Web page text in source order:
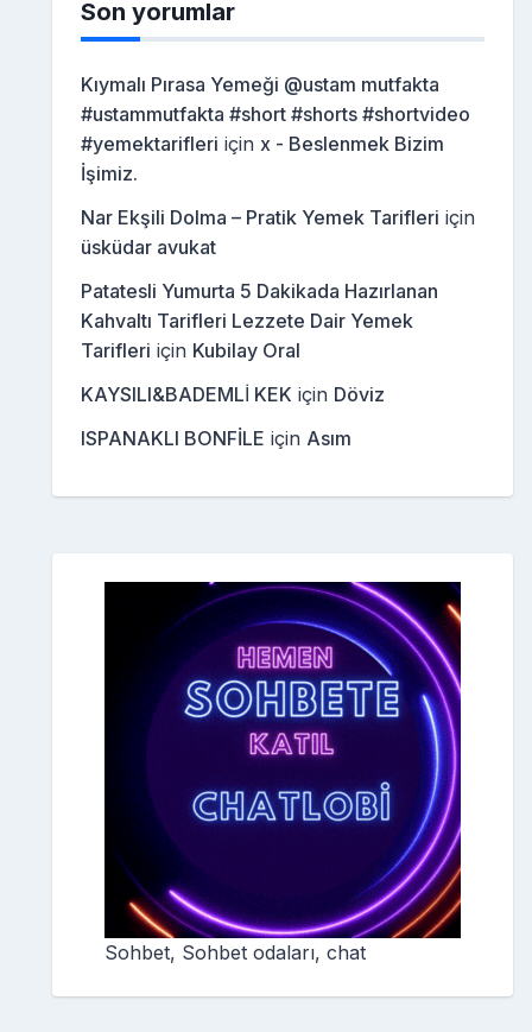
Son yorumlar
Kıymalı Pırasa Yemeği @ustam mutfakta
#ustammutfakta #short #shorts #shortvideo
#yemektarifleri için x - Beslenmek Bizim
İşimiz.
Nar Ekşili Dolma – Pratik Yemek Tarifleri için
üsküdar avukat
Patatesli Yumurta 5 Dakikada Hazırlanan
Kahvaltı Tarifleri Lezzete Dair Yemek
Tarifleri için Kubilay Oral
KAYSILI&BADEMLİ KEK için Döviz
ISPANAKLI BONFİLE için Asım
Sohbet, Sohbet odaları, chat